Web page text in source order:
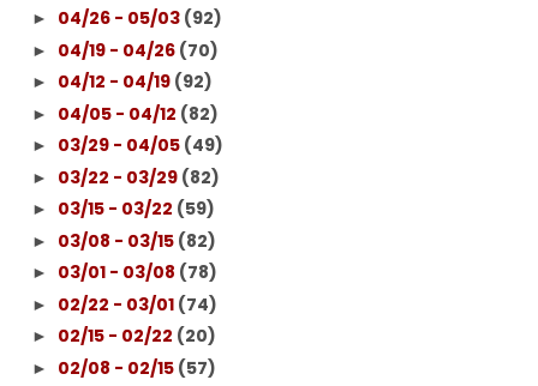
► 04/26 - 05/03 (92)
► 04/19 - 04/26 (70)
► 04/12 - 04/19 (92)
► 04/05 - 04/12 (82)
► 03/29 - 04/05 (49)
► 03/22 - 03/29 (82)
► 03/15 - 03/22 (59)
► 03/08 - 03/15 (82)
► 03/01 - 03/08 (78)
► 02/22 - 03/01 (74)
► 02/15 - 02/22 (20)
► 02/08 - 02/15 (57)